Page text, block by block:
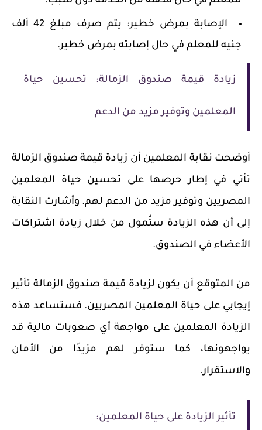
الإصابة بمرض خطير:
يتم صرف مبلغ 42 ألف
جنيه للمعلم في حال إصابته بمرض خطير.
زيادة قيمة صندوق الزمالة: تحسين حياة
المعلمين وتوفير مزيد من الدعم
أوضحت نقابة المعلمين أن زيادة قيمة صندوق الزمالة
تأتي في إطار حرصها على تحسين حياة المعلمين
المصريين وتوفير مزيد من الدعم لهم. وأشارت النقابة
إلى أن هذه الزيادة ستُمول من خلال زيادة اشتراكات
الأعضاء في الصندوق.
من المتوقع أن يكون لزيادة قيمة صندوق الزمالة تأثير
إيجابي على حياة المعلمين المصريين. فستساعد هذه
الزيادة المعلمين على مواجهة أي صعوبات مالية قد
يواجهونها، كما ستوفر لهم مزيدًا من الأمان
والاستقرار.
تأثير الزيادة على حياة المعلمين: